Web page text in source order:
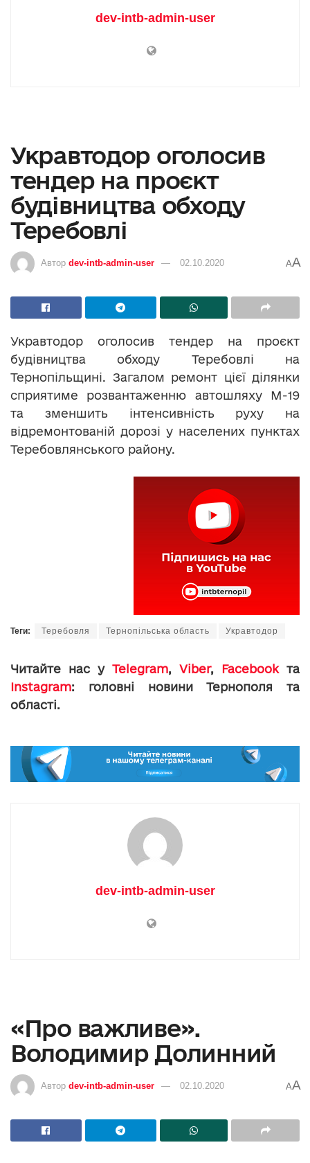
dev-intb-admin-user
Укравтодор оголосив
тендер на проєкт
будівництва обходу
Теребовлі
Автор dev-intb-admin-user 02.10.2020 AA
Укравтодор оголосив тендер на проєкт
будівництва обходу Теребовлі на
Тернопільщині. Загалом ремонт цієї ділянки
сприятиме розвантаженню автошляху М-19
та зменшить інтенсивність руху на
відремонтованій дорозі у населених пунктах
Теребовлянського району.
Теги: Теребовля Тернопільська область Укравтодор
Читайте нас у Telegram, Viber, Facebookта
Instagram: головні новини Тернополя та
області.
dev-intb-admin-user
«Про важливе».
Володимир Долинний
Автор dev-intb-admin-user 02.10.2020 AA